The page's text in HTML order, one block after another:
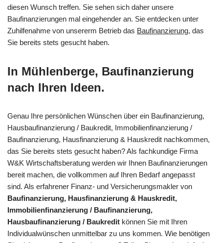
diesen Wunsch treffen. Sie sehen sich daher unsere
Baufinanzierungen mal eingehender an. Sie entdecken unter
Zuhilfenahme von unsererm Betrieb das Baufinanzierung, das
Sie bereits stets gesucht haben.
In Mühlenberge, Baufinanzierung
nach Ihren Ideen.
Genau Ihre persönlichen Wünschen über ein Baufinanzierung,
Hausbaufinanzierung / Baukredit, Immobilienfinanzierung /
Baufinanzierung, Hausfinanzierung & Hauskredit nachkommen,
das Sie bereits stets gesucht haben? Als fachkundige Firma
W&K Wirtschaftsberatung werden wir Ihnen Baufinanzierungen
bereit machen, die vollkommen auf Ihren Bedarf angepasst
sind. Als erfahrener Finanz- und Versicherungsmakler von
Baufinanzierung, Hausfinanzierung & Hauskredit,
Immobilienfinanzierung / Baufinanzierung,
Hausbaufinanzierung / Baukredit können Sie mit Ihren
Individualwünschen unmittelbar zu uns kommen. Wie benötigen